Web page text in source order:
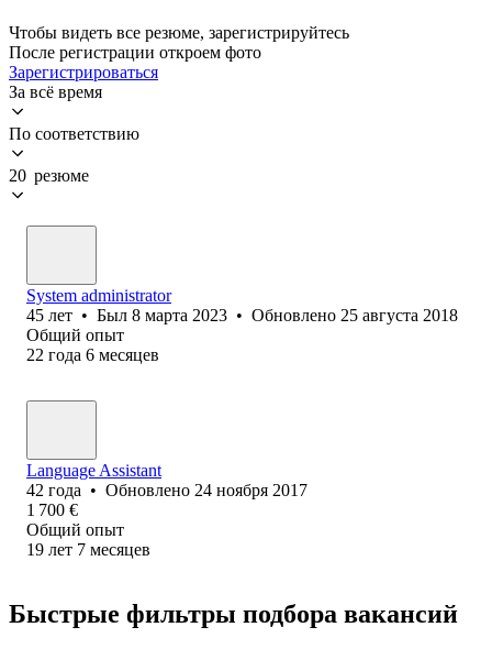
Чтобы видеть все резюме, зарегистрируйтесь
После регистрации откроем фото
Зарегистрироваться
За всё время
По соответствию
20 резюме
System administrator
45 лет • Был 8 марта 2023 • Обновлено 25 августа 2018
Общий опыт
22 года 6 месяцев
Language Assistant
42 года • Обновлено 24 ноября 2017
1 700 €
Общий опыт
19 лет 7 месяцев
Быстрые фильтры подбора вакансий